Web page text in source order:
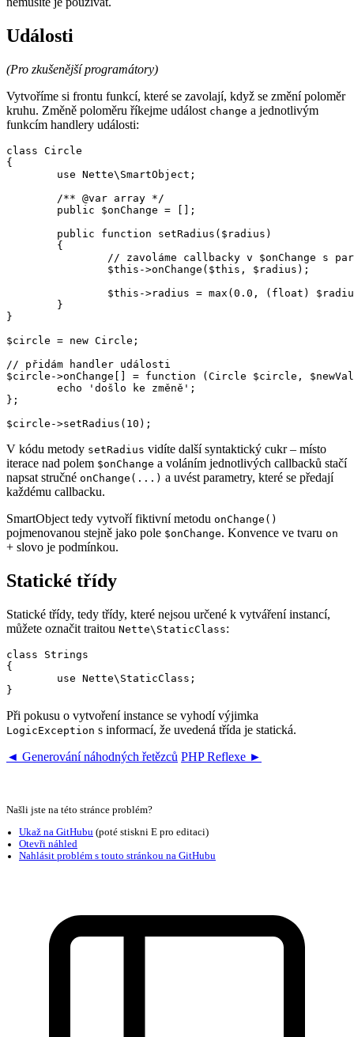
Události
(Pro zkušenější programátory)
Vytvoříme si frontu funkcí, které se zavolají, když se změní poloměr
kruhu. Změně poloměru říkejme událost change a jednotlivým
funkcím handlery události:
class Circle
{
}
$circle = new Circle;
// přidám handler události
$circle->onChange[] = function (Circle $circle,
};
V kódu metody setRadius vidíte další syntaktický cukr – místo
iterace nad polem $onChange a voláním jednotlivých callbacků stačí
napsat stručné onChange(...) a uvést parametry, které se předají
každému callbacku.
SmartObject tedy vytvoří fiktivní metodu onChange()
pojmenovanou stejně jako pole $onChange. Konvence ve tvaru on
+ slovo je podmínkou.
Statické třídy
Statické třídy, tedy třídy, které nejsou určené k vytváření instancí,
můžete označit traitou Nette\StaticClass:
class Strings
{
Při pokusu o vytvoření instance se vyhodí výjimka
LogicException s informací, že uvedená třída je statická.
◄ Generování náhodných řetězců PHP Reflexe ►